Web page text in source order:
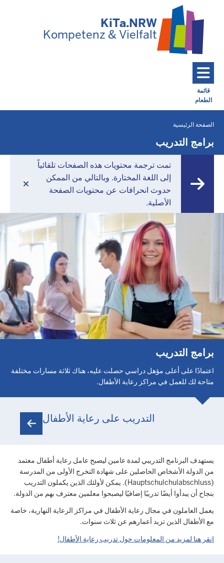
KiTa.NRW
Kompetenz & Vielfalt
قائمة
الطعام
Toggle navigation: Main Menu
أنت
موجود
هنا
الصفحة الرئيسية
برامج التدريب
تمت ترجمة محتويات هذه الصفحات تلقائياً
إلى اللغة المختارة. وبالتالي من الممكن
حدوث انحرافات عن محتويات الصفحة
الأصلية.
برامج التدريب
اعتمادًا على أعلى مؤهل دراسي حصلت عليه، هناك ثلاثة مسارات مختلفة
متاحة لك للعمل في مراكز رعاية الأطفال.
التدريب على رعاية الأطفال
يستهدف البرنامج التدريبي لمدة عامين ليصبح عامل رعاية أطفال معتمد
من الدولة الأشخاص الحاصلين على شهادة التخرج الأولى من المدرسة
(Hauptschulchulabschluss). يمكن لأولئك الذين يكملون التدريب
بنجاح أن يبدأوا أيضًا تدريبًا إضافيًا ليصبحوا معلمين معترف بهم من الدولة.
يعمل العاملون في مجال رعاية الأطفال في مراكز الرعاية النهارية، خاصة
مع الأطفال الذين تزيد أعمارهم عن ثلاث سنوات.
انقر هنا لمزيد من المعلومات حول تدريب رعاية الأطفال!